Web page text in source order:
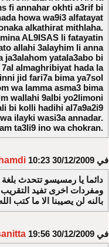
fi annahar okhti a3rif bi
howa wa9i3 alfatayat
alkathirat mithlaha.
AL9ISAS li fatayatin
allahi 3alayhim li anna
ja3alahom yatala3abo bi
almaghribiyat hada la
jid fari7a bima ya7sol
wa lamma asma3 bima
wallahi 9albi yo2limoni
bi kolli hadihi al7a9a2i9
ilayki wasi3a annadar.
ta3li9 ino wa chokran.
hamdi
في 30/12/2009 10:23
دائما يا رمسيسو تتحدث بلغة
ومفردات اخرى تفيد
بالنه لن يصيبنا الا ما كتب
في 30/12/2009 19:56